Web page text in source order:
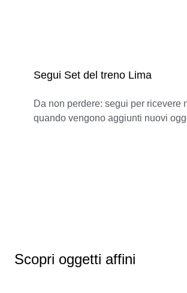
Segui Set del treno Lima
Da non perdere: segui per ricevere
quando vengono aggiunti nuovi
Scopri oggetti affini